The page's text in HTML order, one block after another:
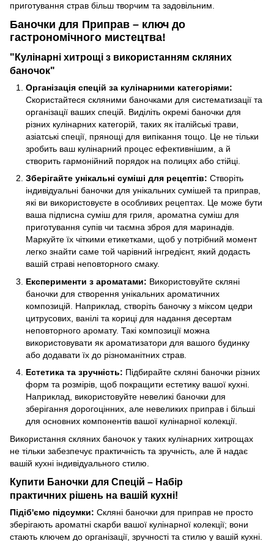
приготування страв більш творчим та задовільним.
Баночки для Приправ – ключ до
гастрономічного мистецтва!
"Кулінарні хитрощі з використанням скляних
баночок"
Організація спецій за кулінарними категоріями:
Скористайтеся скляними баночками для систематизації та
організації ваших спецій. Виділіть окремі баночки для
різних кулінарних категорій, таких як італійські трави,
азіатські спеції, прянощі для випікання тощо. Це не тільки
зробить ваш кулінарний процес ефективнішим, а й
створить гармонійний порядок на полицях або стійці.
Зберігайте унікальні суміші для рецептів: Створіть
індивідуальні баночки для унікальних сумішей та приправ,
які ви використовуєте в особливих рецептах. Це може бути
ваша підписна суміш для гриля, ароматна суміш для
приготування супів чи таємна зброя для маринадів.
Маркуйте їх чіткими етикетками, щоб у потрібний момент
легко знайти саме той чарівний інгредієнт, який додасть
вашій страві неповторного смаку.
Експерименти з ароматами: Використовуйте скляні
баночки для створення унікальних ароматичних
композицій. Наприклад, створіть баночку з міксом цедри
цитрусових, ванілі та кориці для надання десертам
неповторного аромату. Такі композиції можна
використовувати як ароматизатори для вашого будинку
або додавати їх до різноманітних страв.
Естетика та зручність: Підбирайте скляні баночки різних
форм та розмірів, щоб покращити естетику вашої кухні.
Наприклад, використовуйте невеликі баночки для
зберігання дорогоцінних, але невеликих приправ і більші
для основних компонентів вашої кулінарної колекції.
Використання скляних баночок у таких кулінарних хитрощах
не тільки забезпечує практичність та зручність, але й надає
вашій кухні індивідуального стилю.
Купити Баночки для Спецій – Набір
практичних рішень на вашій кухні!
Підіб'ємо підсумки: Скляні баночки для приправ не просто
зберігають ароматні скарби вашої кулінарної колекції; вони
стають ключем до організації, зручності та стилю у вашій кухні.